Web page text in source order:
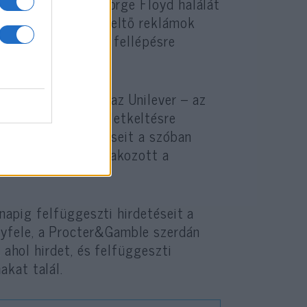
a gyűlöletkeltő reklámok
elleni fellépésre
követően, hogy az Unilever – az
és gyűlöletkeltésre
hirdetéseit a szóban
90 hirdető csatlakozott a
felfüggeszti hirdetéseit a
a Procter&Gamble szerdán
hirdet, és felfüggeszti
talál.